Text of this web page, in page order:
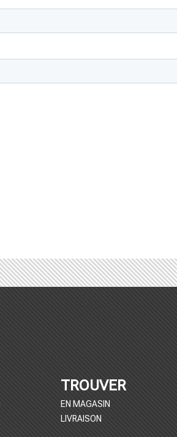
TROUVER
EN MAGASIN
LIVRAISON